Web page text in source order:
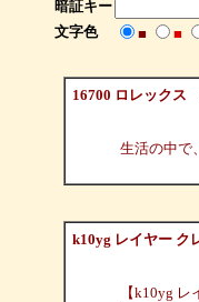
暗証キー
文字色
■ ■
16700 ロレックス
生活の中で
k10yg レイヤー ク
【k10yg